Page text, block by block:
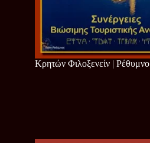
Κρητών Φιλοξενείν | Ρέθυμνο